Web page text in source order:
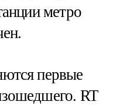
метро
первые
RT